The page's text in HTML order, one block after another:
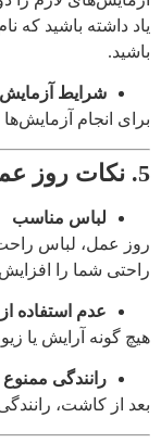
یاد داشته باشید که
باشید.
شرایط آزمایش
برای انجام آزمایش‌ها باید 10 ساعت ناشتا باشید. رعایت این نکته به نتایج دقیق‌تر
5. نکات روز عمل
لباس مناسب
روز عمل، لباس
راحتی شما را
عدم استفاده
هیچ گونه آرایش یا
رانندگی ممنوع
بعد از کاشت،